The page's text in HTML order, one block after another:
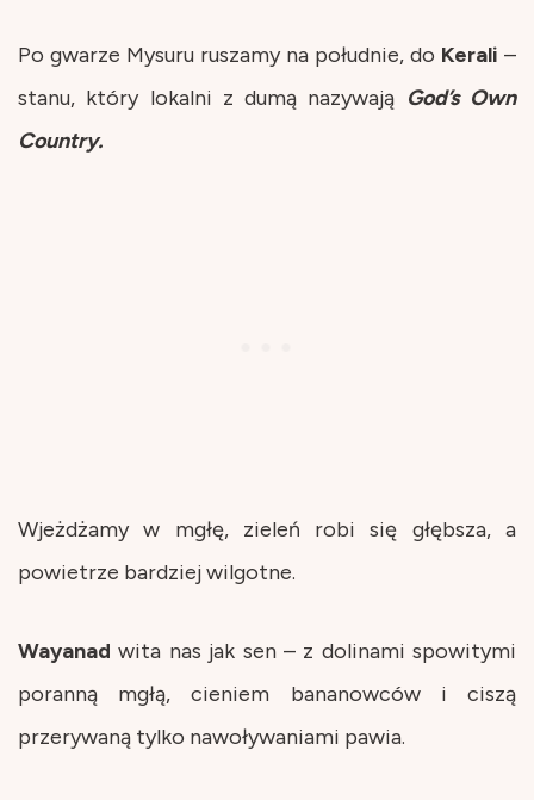
Po gwarze Mysuru ruszamy na południe, do Kerali –
stanu, który lokalni z dumą nazywają God’s Own
Country.
Wjeżdżamy w mgłę, zieleń robi się głębsza, a
powietrze bardziej wilgotne.
Wayanad wita nas jak sen – z dolinami spowitymi
poranną mgłą, cieniem bananowców i ciszą
przerywaną tylko nawoływaniami pawia.